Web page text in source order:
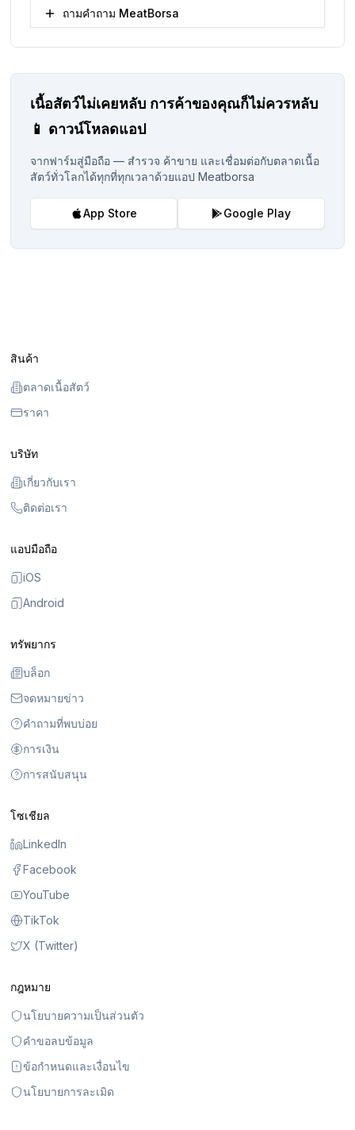
ถามคำถาม MeatBorsa
เนื้อสัตว์ไม่เคยหลับ การค้าของคุณก็ไม่ควรหลับ
📱 ดาวน์โหลดแอป
จากฟาร์มสู่มือถือ — สำรวจ ค้าขาย และเชื่อมต่อกับตลาดเนื้อ
สัตว์ทั่วโลกได้ทุกที่ทุกเวลาด้วยแอป Meatborsa
App Store Google Play
สินค้า
ตลาดเนื้อสัตว์
ราคา
บริษัท
เกี่ยวกับเรา
ติดต่อเรา
แอปมือถือ
iOS
Android
ทรัพยากร
บล็อก
จดหมายข่าว
คำถามที่พบบ่อย
การเงิน
การสนับสนุน
โซเชียล
LinkedIn
Facebook
YouTube
TikTok
X (Twitter)
กฎหมาย
นโยบายความเป็นส่วนตัว
คำขอลบข้อมูล
ข้อกำหนดและเงื่อนไข
นโยบายการละเมิด